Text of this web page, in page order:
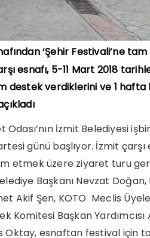
‘Şehir Festivali’ne
esnafı, 5-11 Mart 2018
destek verdiklerini ve 1
Odası’nın İzmit Belediyesi
günü başlıyor. İzmit
etmek üzere ziyaret turu
Başkanı Nevzat
Akif Şen, KOTO Meclis
Komitesi Başkan
Oktay, esnaftan festival için